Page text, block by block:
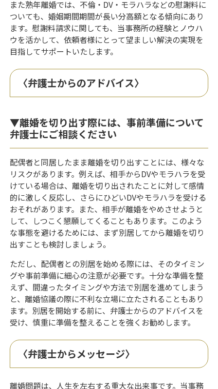
また熟年離婚では、不倫・DV・モラハラなどの慰謝料に
ついても、婚姻期間期間が長い分高額となる傾向にあり
ます。慰謝料請求に関しても、当事務所の経験とノウハ
ウを活かして、依頼者様にとって望ましい解決の実現を
目指してサポートいたします。
〈弁護士からのアドバイス〉
▼離婚を切り出す際には、事前準備について
弁護士にご相談ください
配偶者と同居したまま離婚を切り出すことには、様々な
リスクがあります。例えば、相手からDVやモラハラを受
けている場合は、離婚を切り出されたことに対して感情
的に激しく反応し、さらにひどいDVやモラハラを受ける
おそれがあります。また、相手が離婚をやめさせようと
して、しつこく懇願してくることもあります。このよう
な事態を避けるためには、まず別居してから離婚を切り
出すことも検討しましょう。
ただし、配偶者との別居を始める際には、そのタイミン
グや事前準備に細心の注意が必要です。十分な準備を整
えず、間違ったタイミングや方法で別居を進めてしまう
と、離婚協議の際に不利な立場に立たされることもあり
ます。別居を開始する前に、弁護士からのアドバイスを
受け、慎重に準備を整えることを強くお勧めします。
〈弁護士からメッセージ〉
離婚問題は、人生を左右する重大な出来事です。当事務